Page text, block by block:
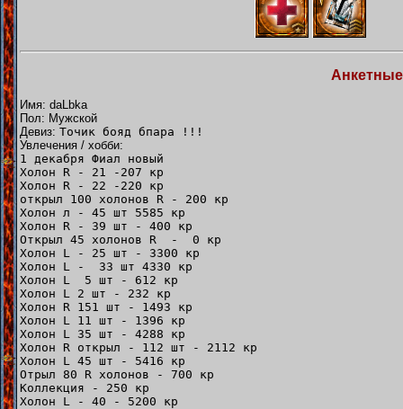
Имя: daLbka
Пол: Мужской
Девиз: Точик бояд бпара !!!
Увлечения / хобби:
1 декабря Фиал новый
Холон R - 21 -207 кр
Холон R - 22 -220 кр
открыл 100 холонов R - 200 кр
Холон л - 45 шт 5585 кр
Холон R - 39 шт - 400 кр
Открыл 45 холонов R - 0 кр
Холон L - 25 шт - 3300 кр
Холон L - 33 шт 4330 кр
Холон L 5 шт - 612 кр
Холон L 2 шт - 232 кр
Холон R 151 шт - 1493 кр
Холон L 11 шт - 1396 кр
Холон L 35 шт - 4288 кр
Холон R открыл - 112 шт - 2112 кр
Холон L 45 шт - 5416 кр
Отрыл 80 R холонов - 700 кр
Коллекция - 250 кр
Холон L - 40 - 5200 кр